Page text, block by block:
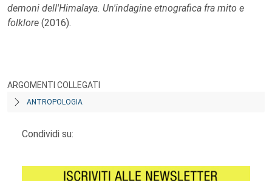
demoni dell'Himalaya. Un'indagine etnografica fra mito e
folklore (2016).
ARGOMENTI COLLEGATI
ANTROPOLOGIA
Condividi su: